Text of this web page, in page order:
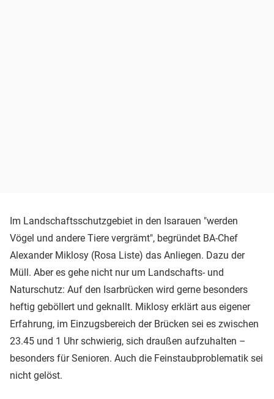
Im Landschaftsschutzgebiet in den Isarauen "werden
Vögel und andere Tiere vergrämt", begründet BA-Chef
Alexander Miklosy (Rosa Liste) das Anliegen. Dazu der
Müll. Aber es gehe nicht nur um Landschafts- und
Naturschutz: Auf den Isarbrücken wird gerne besonders
heftig geböllert und geknallt. Miklosy erklärt aus eigener
Erfahrung, im Einzugsbereich der Brücken sei es zwischen
23.45 und 1 Uhr schwierig, sich draußen aufzuhalten –
besonders für Senioren. Auch die Feinstaubproblematik sei
nicht gelöst.